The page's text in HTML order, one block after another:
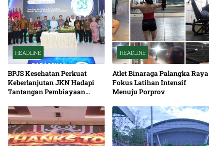
HEADLINE
BPJS Kesehatan Perkuat
Keberlanjutan JKN Hadapi
Tantangan Pembiayaan
HEADLINE
Atlet Binaraga Palangka Raya
Fokus Latihan Intensif
Menuju Porprov